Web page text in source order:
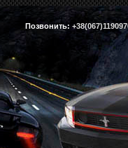
Позвонить: